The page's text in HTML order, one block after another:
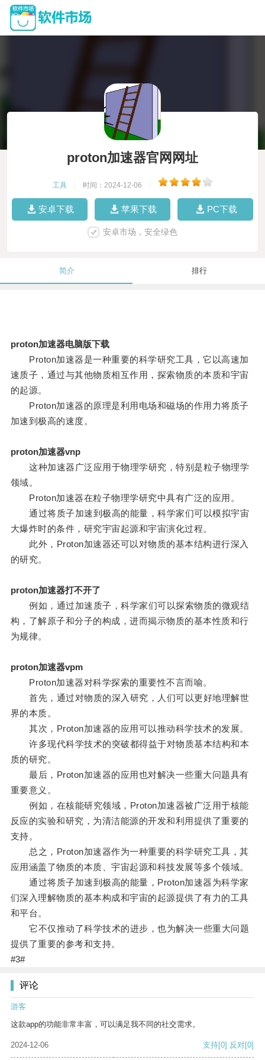
proton加速器官网网址
工具 时间：2024-12-06
安卓下载 苹果下载 PC下载
安卓市场，安全绿色
简介 排行
proton加速器电脑版下载
Proton加速器是一种重要的科学研究工具，它以高速加
速质子，通过与其他物质相互作用，探索物质的本质和宇宙
的起源。
Proton加速器的原理是利用电场和磁场的作用力将质子
加速到极高的速度。
proton加速器vnp
这种加速器广泛应用于物理学研究，特别是粒子物理学
领域。
Proton加速器在粒子物理学研究中具有广泛的应用。
通过将质子加速到极高的能量，科学家们可以模拟宇宙
大爆炸时的条件，研究宇宙起源和宇宙演化过程。
此外，Proton加速器还可以对物质的基本结构进行深入
的研究。
proton加速器打不开了
例如，通过加速质子，科学家们可以探索物质的微观结
构，了解原子和分子的构成，进而揭示物质的基本性质和行
为规律。
proton加速器vpm
Proton加速器对科学探索的重要性不言而喻。
首先，通过对物质的深入研究，人们可以更好地理解世
界的本质。
其次，Proton加速器的应用可以推动科学技术的发展。
许多现代科学技术的突破都得益于对物质基本结构和本
质的研究。
最后，Proton加速器的应用也对解决一些重大问题具有
重要意义。
例如，在核能研究领域，Proton加速器被广泛用于核能
反应的实验和研究，为清洁能源的开发和利用提供了重要的
支持。
总之，Proton加速器作为一种重要的科学研究工具，其
应用涵盖了物质的本质、宇宙起源和科技发展等多个领域。
通过将质子加速到极高的能量，Proton加速器为科学家
们深入理解物质的基本构成和宇宙的起源提供了有力的工具
和平台。
它不仅推动了科学技术的进步，也为解决一些重大问题
提供了重要的参考和支持。
#3#
评论
游客
这款app的功能非常丰富，可以满足我不同的社交需求。
2024-12-06 支持[0] 反对[0]